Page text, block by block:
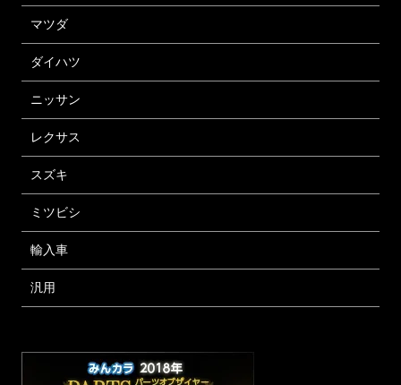
マツダ
ダイハツ
ニッサン
レクサス
スズキ
ミツビシ
輸入車
汎用